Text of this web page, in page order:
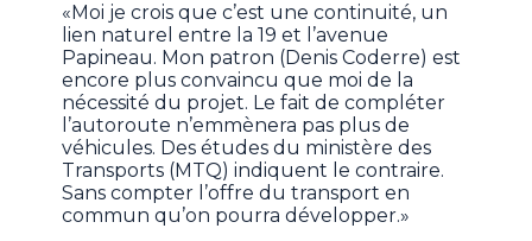
«Moi je crois que c’est une continuité, un
lien naturel entre la 19 et l’avenue
Papineau. Mon patron (Denis Coderre) est
encore plus convaincu que moi de la
nécessité du projet. Le fait de compléter
l’autoroute n’emmènera pas plus de
véhicules. Des études du ministère des
Transports (MTQ) indiquent le contraire.
Sans compter l’offre du transport en
commun qu’on pourra développer.»